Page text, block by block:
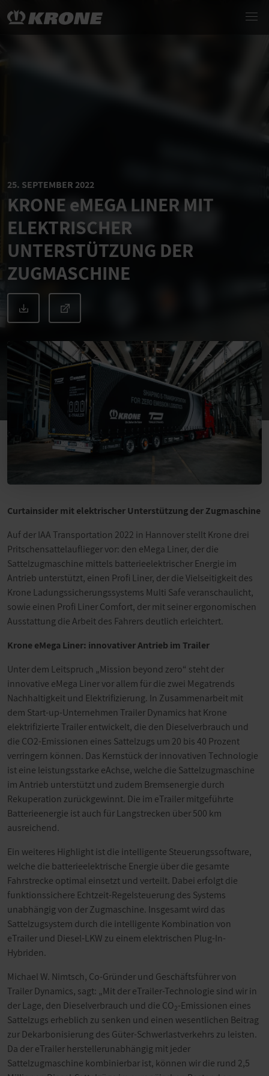
25. SEPTEMBER 2022
KRONEeMEGA LINERMIT
ELEKTRISCHER
UNTERSTÜTZUNG DER
ZUGMASCHINE
Curtainsider mit elektrischer Unterstützung der Zugmaschine
Auf der IAA Transportation 2022 in Hannover stellt Krone drei
Pritschensattelauflieger vor: den eMega Liner, der die
Sattelzugmaschine mittels batterieelektrischer Energie im
Antrieb unterstützt, einen Profi Liner, der die Vielseitigkeit des
Krone Ladungssicherungssystems Multi Safe veranschaulicht,
sowie einen Profi Liner Comfort, der mit seiner ergonomischen
Ausstattung die Arbeit des Fahrers deutlich erleichtert.
KroneeMega Liner: innovativer Antrieb im Trailer
Unter dem Leitspruch „Mission beyond zero“ steht der
innovative eMega Linervor allem für die zwei Megatrends
Nachhaltigkeit und Elektrifizierung. In Zusammenarbeit mit
dem Start-up-Unternehmen Trailer Dynamics hat Krone
elektrifizierte Trailer entwickelt, die den Dieselverbrauch und
die CO2-Emissionen eines Sattelzugs um 20 bis 40 Prozent
verringern können. Das Kernstück der innovativen Technologie
ist eine leistungsstarke eAchse, welche die Sattelzugmaschine
im Antrieb unterstützt und zudem Bremsenergie durch
Rekuperation zurückgewinnt. Die im eTrailer mitgeführte
Batterieenergie ist auch für Langstrecken über 500 km
ausreichend.
Ein weiteres Highlight ist die intelligente Steuerungssoftware,
welche die batterieelektrische Energie über die gesamte
Fahrstrecke optimal einsetzt und verteilt. Dabei erfolgt die
funktionssichere Echtzeit-Regelsteuerung des Systems
unabhängig von der Zugmaschine. Insgesamt wird das
Sattelzugsystem durch die intelligente Kombination von
eTrailer und Diesel-LKW zu einem elektrischen Plug-In-
Hybriden.
Michael W. Nimtsch, Co-Gründer und Geschäftsführer von
Trailer Dynamics, sagt: „Mit der eTrailer-Technologie sind wir in
der Lage, den Dieselverbrauch und die CO2-Emissionen eines
Sattelzugs erheblich zu senken und einen wesentlichen Beitrag
zur Dekarbonisierung des Güter-Schwerlastverkehrs zu leisten.
Da der eTrailer herstellerunabhängig mit jeder
Sattelzugmaschine kombinierbar ist, können wir die rund 2,5